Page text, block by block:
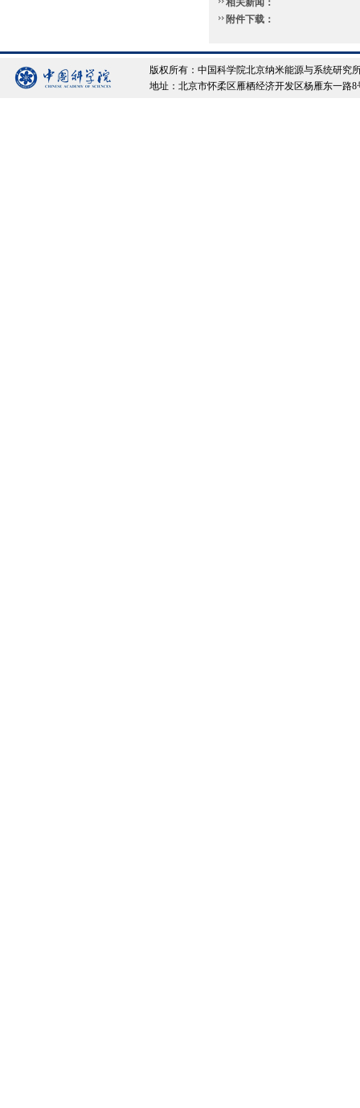
相关新闻：
附件下载：
版权所有：中国科学院北京纳米能源与系统研究
地址：北京市怀柔区雁栖经济开发区杨雁东一路8